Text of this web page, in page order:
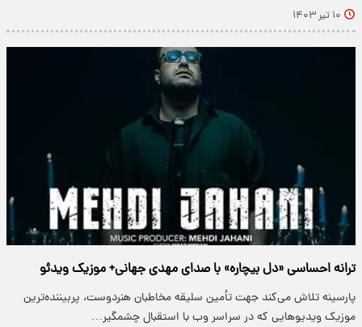
۱۰ تیر ۱۴۰۳
ترانه احساسی «دل بیچاره» با صدای مهدی جهانی+ موزیک ویدئو
پارسینه تلاش می‌کند جهت تأمین سلیقه مخاطبان هنردوست، پربیننده‌ترین
موزیک ویدیو‌هایی که در سراسر وب با استقبال چشمگیر…